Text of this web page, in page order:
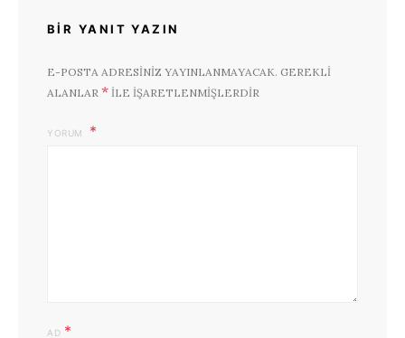
BIR YANIT YAZIN
E-POSTA ADRESINIZ YAYINLANMAYACAK. GEREKLI
ALANLAR * ILE IŞARETLENMIŞLERDIR
YORUM
AD *